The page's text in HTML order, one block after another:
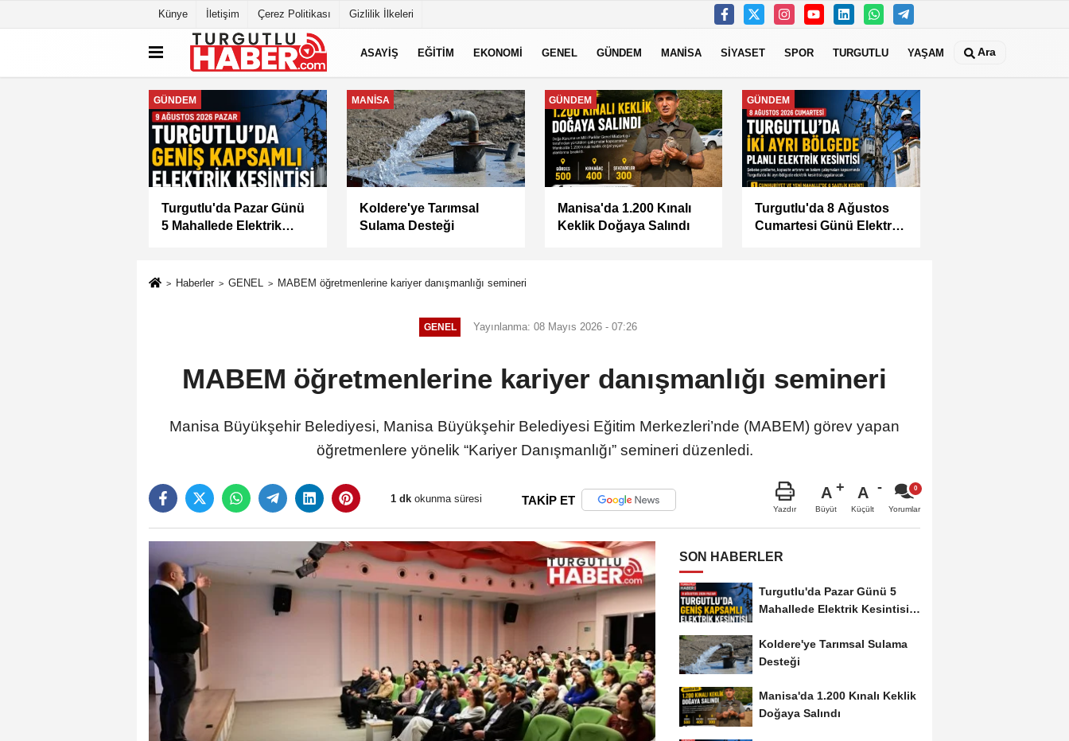
Künye İletişim Çerez Politikası Gizlilik İlkeleri
ASAYİŞ EĞİTİM EKONOMİ GENEL GÜNDEM MANİSA SİYASET SPOR TURGUTLU YAŞAM Ara
MANİSA
Manisa Büyükşehir
Belediyesi “Sağlıklı
MANİSA
Keli Mahallesi'nde Asfalt
Çalışması Tamamlandı
MANİSA
BAŞKAN ŞİMŞEK
SAHADAKİ
MANİSA
KÜÇÜK SANAYİ
SİTESİ'NİN SORUNLARI
Haberler GENEL MABEM öğretmenlerine kariyer danışmanlığı semineri
GENEL Yayınlanma: 08 Mayıs 2026 - 07:26
MABEM öğretmenlerine kariyer danışmanlığı semineri
Manisa Büyükşehir Belediyesi, Manisa Büyükşehir Belediyesi Eğitim Merkezleri’nde (MABEM) görev yapan
öğretmenlere yönelik “Kariyer Danışmanlığı” semineri düzenledi.
1 dk okunma süresi TAKİP ET
Yazdır
A
Büyüt
A
Küçült Yorumlar
SON HABERLER
Turgutlu'da Pazar Günü 5
Mahallede Elektrik Kesintisi
Koldere'ye Tarımsal Sulama
Desteği
Manisa'da 1.200 Kınalı Keklik
Doğaya Salındı